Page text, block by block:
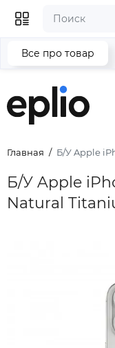
Главная Б/У Apple
Б/У Apple
Natural
Все про товар